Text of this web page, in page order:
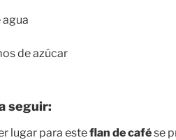
agua
de azúcar
seguir:
lugar para esteflan de cafése